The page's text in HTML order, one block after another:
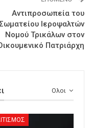
Aντιπροσωπεία του
Ιεροψαλτών
Νομού Τρικάλων στον
Πατριάρχη
Ολοι